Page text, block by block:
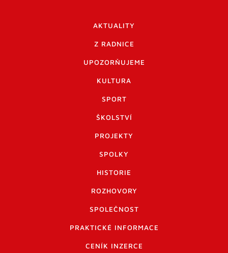
AKTUALITY
Z RADNICE
UPOZORŇUJEME
KULTURA
SPORT
ŠKOLSTVÍ
PROJEKTY
SPOLKY
HISTORIE
ROZHOVORY
SPOLEČNOST
PRAKTICKÉ INFORMACE
CENÍK INZERCE